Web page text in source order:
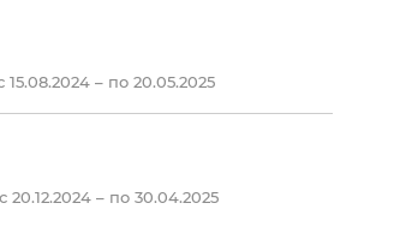
– по 20.05.2025
20.12.2024 – по 30.04.2025